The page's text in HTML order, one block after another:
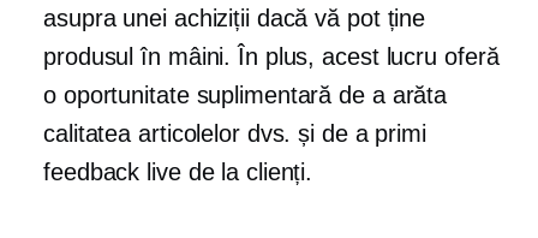
asupra unei achiziții dacă vă pot ține
produsul în mâini. În plus, acest lucru oferă
o oportunitate suplimentară de a arăta
calitatea articolelor dvs. și de a primi
feedback live de la clienți.